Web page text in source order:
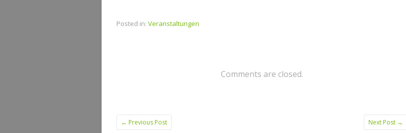
Posted in: Veranstaltungen
Comments are closed.
← Previous Post Next Post →